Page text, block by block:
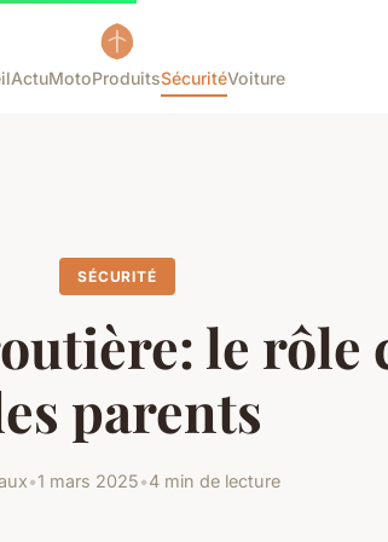
ActuMotoProduitsSécuritéVoiture
SÉCURITÉ
le rôle
parents
•1 mars 2025•4 min de lecture